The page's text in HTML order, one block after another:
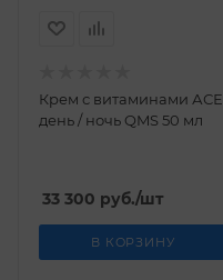
Крем с витаминами АСЕ,
день / ночь QMS 50 мл
33 300 руб./шт
В КОРЗИНУ